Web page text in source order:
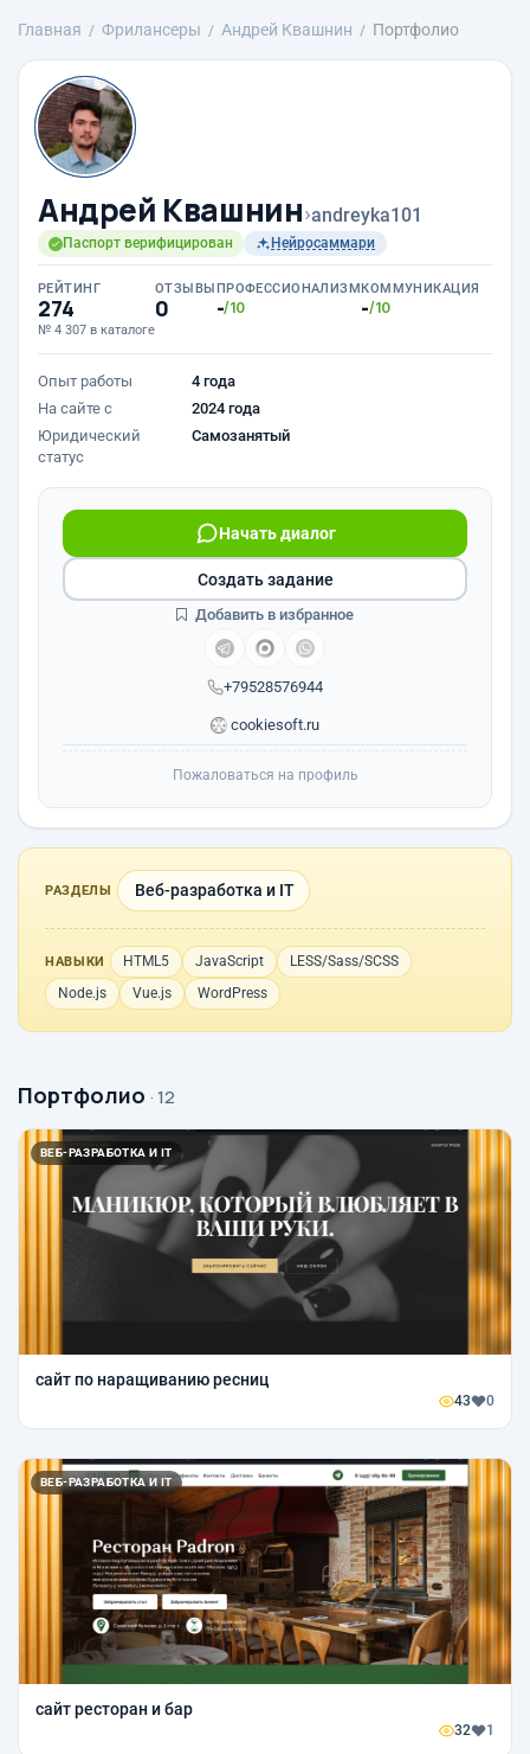
Главная Фрилансеры Андрей Квашнин Портфолио
Андрей Квашнин›andreyka101
Паспорт верифицирован Нейросаммари
РЕЙТИНГ
274
№ 4 307 в каталоге
ОТЗЫВЫ
0
ПРОФЕССИОНАЛИЗМ
-/10
КОММУНИКАЦИЯ
-/10
Опыт работы
4 года
На сайте с
2024 года
Юридический
статус
Самозанятый
+79528576944
Начать диалог
cookiesoft.ru
Создать задание
Добавить в избранное
Пожаловаться на профиль
РАЗДЕЛЫ Веб-разработка и IT
НАВЫКИ HTML5 JavaScript
LESS/Sass/SCSS
Node.js
Vue.js WordPress
Портфолио · 12
ВЕБ-РАЗРАБОТКА И IT
сайт по наращиванию ресниц
43 0
ВЕБ-РАЗРАБОТКА И IT
сайт ресторан и бар
32 1